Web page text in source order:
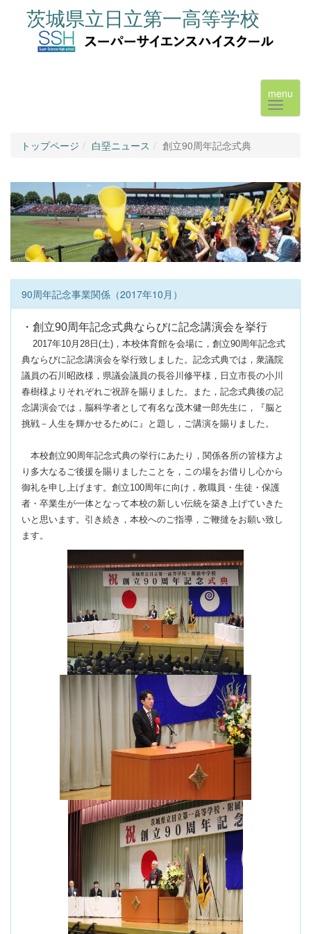
茨城県立日立第一高等学校
menu
トップページ 白堊ニュース 創立90周年記念式典
90周年記念事業関係（2017年10月）
・創立90周年記念式典ならびに記念講演会を挙行
2017年10月28日(土)，本校体育館を会場に，創立90周年記念式
典ならびに記念講演会を挙行致しました。記念式典では，衆議院
議員の石川昭政様，県議会議員の長谷川修平様，日立市長の小川
春樹様よりそれぞれご祝辞を賜りました。また，記念式典後の記
念講演会では，脳科学者として有名な茂木健一郎先生に，『脳と
挑戦－人生を輝かせるために』と題し，ご講演を賜りました。
本校創立90周年記念式典の挙行にあたり，関係各所の皆様方よ
り多大なるご後援を賜りましたことを，この場をお借りし心から
御礼を申し上げます。創立100周年に向け，教職員・生徒・保護
者・卒業生が一体となって本校の新しい伝統を築き上げていきた
いと思います。引き続き，本校へのご指導，ご鞭撻をお願い致し
ます。